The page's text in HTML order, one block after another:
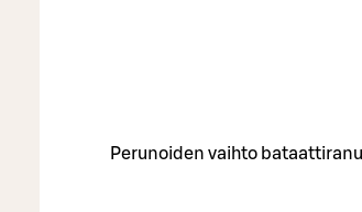
Perunoiden vaihto